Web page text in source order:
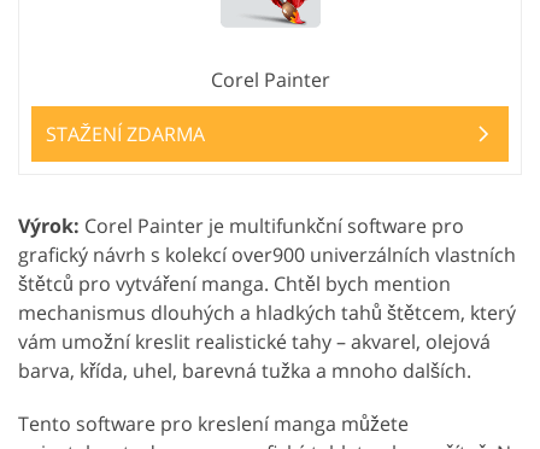
Corel Painter
STAŽENÍ ZDARMA
Výrok: Corel Painter je multifunkční software pro
grafický návrh s kolekcí over900 univerzálních vlastních
štětců pro vytváření manga. Chtěl bych mention
mechanismus dlouhých a hladkých tahů štětcem, který
vám umožní kreslit realistické tahy – akvarel, olejová
barva, křída, uhel, barevná tužka a mnoho dalších.
Tento software pro kreslení manga můžete